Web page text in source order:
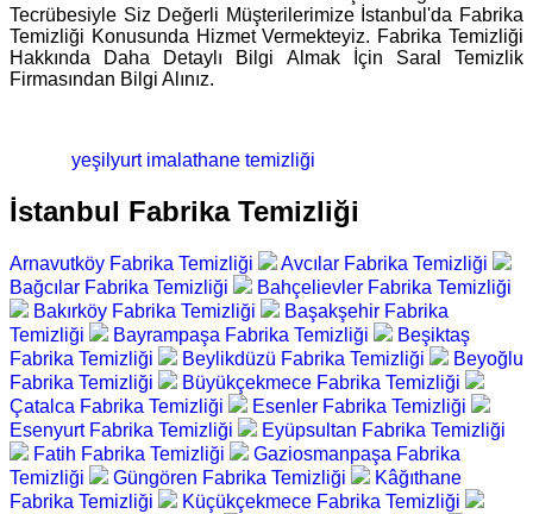
Tecrübesiyle Siz Değerli Müşterilerimize İstanbul'da Fabrika
Temizliği Konusunda Hizmet Vermekteyiz. Fabrika Temizliği
Hakkında Daha Detaylı Bilgi Almak İçin Saral Temizlik
Firmasından Bilgi Alınız.
yeşilyurt imalathane temizliği
İstanbul Fabrika Temizliği
Arnavutköy Fabrika Temizliği
Avcılar Fabrika Temizliği
Bağcılar Fabrika Temizliği
Bahçelievler Fabrika Temizliği
Bakırköy Fabrika Temizliği
Başakşehir Fabrika
Temizliği
Bayrampaşa Fabrika Temizliği
Beşiktaş
Fabrika Temizliği
Beylikdüzü Fabrika Temizliği
Beyoğlu
Fabrika Temizliği
Büyükçekmece Fabrika Temizliği
Çatalca Fabrika Temizliği
Esenler Fabrika Temizliği
Esenyurt Fabrika Temizliği
Eyüpsultan Fabrika Temizliği
Fatih Fabrika Temizliği
Gaziosmanpaşa Fabrika
Temizliği
Güngören Fabrika Temizliği
Kâğıthane
Fabrika Temizliği
Küçükçekmece Fabrika Temizliği